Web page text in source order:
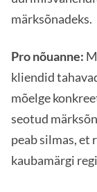
märksõnadeks.
Pro nõuanne:
kliendid
mõelge
seotud
peab silmas, et
kaubamärgi